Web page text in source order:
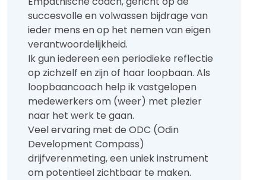
succesvolle en volwassen bijdrage van
ieder mens en op het nemen van eigen
verantwoordelijkheid.
Ik gun iedereen een periodieke reflectie
op zichzelf en zijn of haar loopbaan. Als
loopbaancoach help ik vastgelopen
medewerkers om (weer) met plezier
naar het werk te gaan.
Veel ervaring met de ODC (Odin
Development Compass)
drijfverenmeting, een uniek instrument
om potentieel zichtbaar te maken.